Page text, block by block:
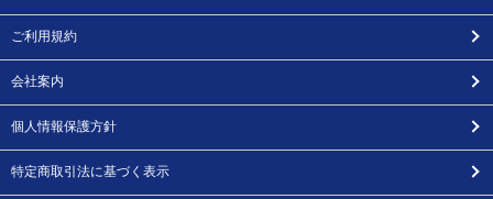
ご利用規約
会社案内
個人情報保護方針
特定商取引法に基づく表示